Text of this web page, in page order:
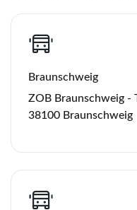
Braunschweig
ZOB Braunschweig -
38100 Braunschweig